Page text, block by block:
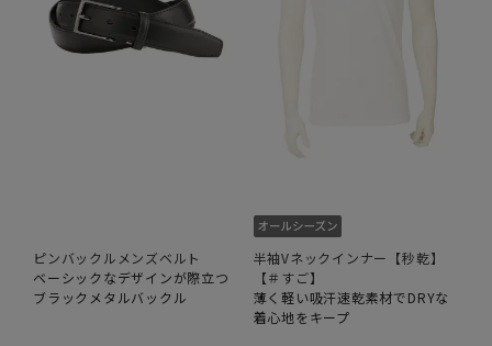
ピンバックルメンズベルト
ベーシックなデザインが際立つ
ブラックメタルバックル
半袖Vネックインナー【秒乾】
【＃すご】
薄く軽い吸汗速乾素材でDRYな
着心地をキープ